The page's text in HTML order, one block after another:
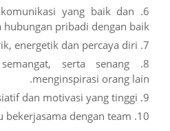
yang baik dan
pribadi dengan baik.
energetik dan percaya diri.
serta senang
menginspirasi orang lain.
dan motivasi yang tinggi.
bekerjasama dengan team.